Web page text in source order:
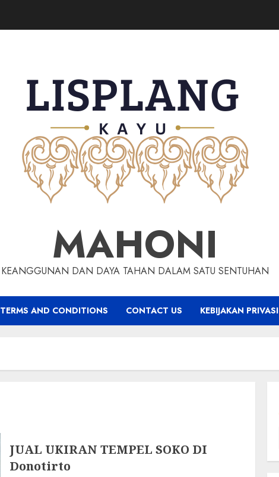
MAHONI
KEANGGUNAN DAN DAYA TAHAN DALAM SATU SENTUHAN
TERMS AND CONDITIONS CONTACT US KEBIJAKAN PRIVASI
JUAL UKIRAN TEMPEL SOKO DI
Donotirto